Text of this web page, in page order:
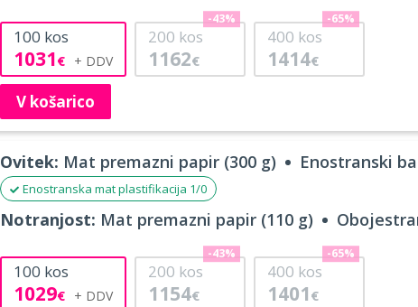
100 kos
1031€
200 kos
1162€
-43%
400 kos
1414€
-65%
V košarico
Ovitek: Mat premazni papir (300 g) Enostranski
Enostranska mat plastifikacija 1/0
Notranjost: Mat premazni papir (110 g)
100 kos
1029€
200 kos
1154€
-43%
400 kos
1401 €
-65%